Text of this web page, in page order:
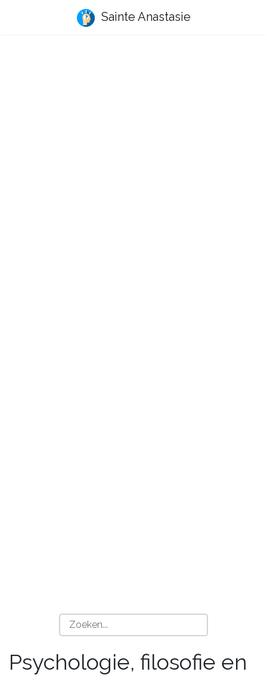
Sainte Anastasie
Psychologie, filosofie en